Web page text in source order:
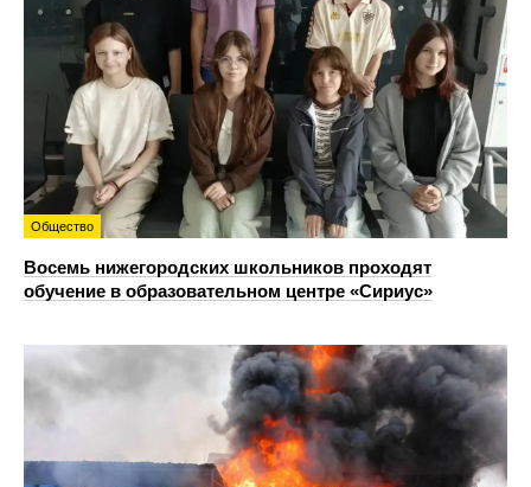
Общество
Восемь нижегородских школьников проходят
обучение в образовательном центре «Сириус»